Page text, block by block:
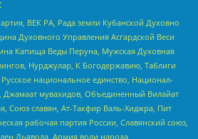
ВЕК РА, Рада земли Кубанской Духовно
Духовного Управления Асгардской Веси
Капища Веды Перуна, Мужская Духовная
Нурджулар, К Богодержавию, Таблиги
национальное единство, Национал-
Джамаат мувахидов, Объединенный Вилайат
Союз славян, Ат-Такфир Валь-Хиджра, Пит
рабочая партия России, Славянский союз,
Дьявола, Армия воли народа,